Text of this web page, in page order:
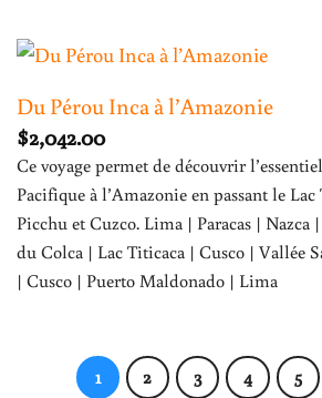
Du Pérou Inca à l’Amazonie
$2,042.00
Ce voyage permet de découvrir
Pacifique à l’Amazonie en passant le
Picchu et Cuzco. Lima | Paracas | Nazca
du Colca | Lac Titicaca | Cusco | Vallée
| Cusco | Puerto Maldonado | Lima
1 2 3 4 5